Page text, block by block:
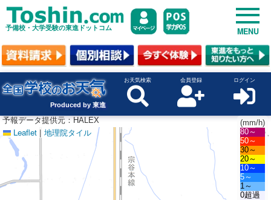
予備校・大学受験の東進ドットコム MENU
Produced by 東進
お天気検索 会員登録 ログイン
Leaflet | 地理院タイル
(mm/h)
80～
50～
30～
20～
10～
5～
1～
0超過
予報データ提供元：HALEX